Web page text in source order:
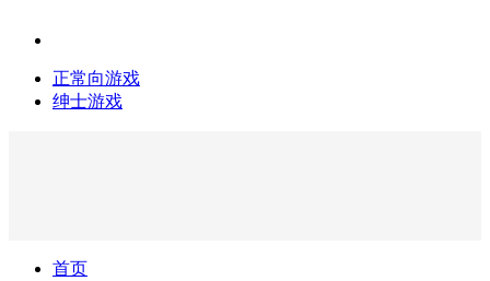
正常向游戏
绅士游戏
首页